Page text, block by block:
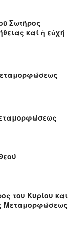
Σωτῆρος
καί ἡ εὐχή
του Κυρίου και
Μεταμορφώσεως